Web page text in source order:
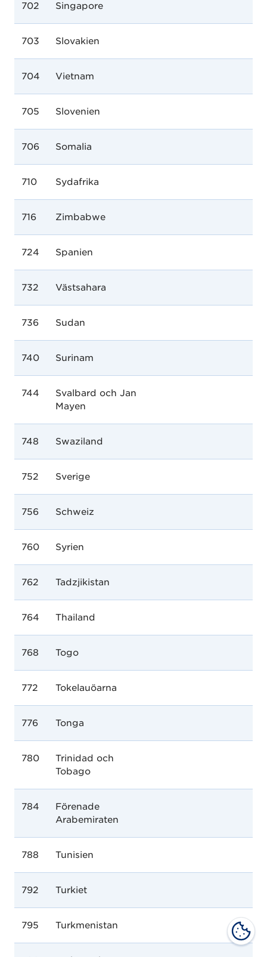
702 Singapore
703 Slovakien
704 Vietnam
705 Slovenien
706 Somalia
710 Sydafrika
716 Zimbabwe
724 Spanien
732 Västsahara
736 Sudan
740 Surinam
744
Svalbard och Jan
Mayen
748 Swaziland
752 Sverige
756 Schweiz
760 Syrien
762 Tadzjikistan
764 Thailand
768 Togo
772 Tokelauöarna
776 Tonga
780
Trinidad och
Tobago
784
Förenade
Arabemiraten
788 Tunisien
792 Turkiet
795 Turkmenistan